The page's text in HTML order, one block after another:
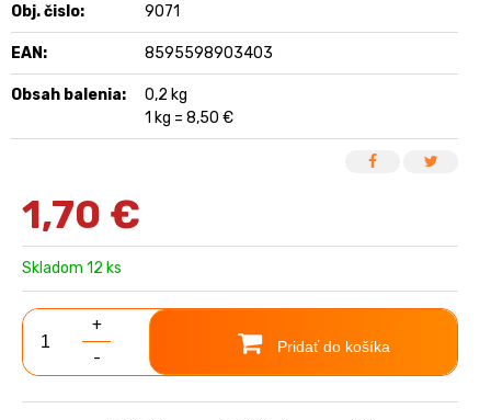
Obj. čislo: 9071
EAN: 8595598903403
Obsah balenia:
0,2 kg
1 kg = 8,50 €
1,70 €
Skladom 12 ks
+
-
Pridať do košíka